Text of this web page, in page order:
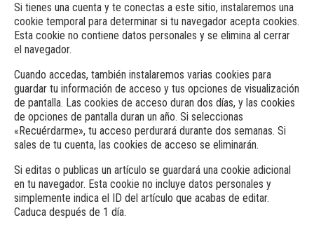
Si tienes una cuenta y te conectas a este sitio, instalaremos una
cookie temporal para determinar si tu navegador acepta cookies.
Esta cookie no contiene datos personales y se elimina al cerrar
el navegador.
Cuando accedas, también instalaremos varias cookies para
guardar tu información de acceso y tus opciones de visualización
de pantalla. Las cookies de acceso duran dos días, y las cookies
de opciones de pantalla duran un año. Si seleccionas
«Recuérdarme», tu acceso perdurará durante dos semanas. Si
sales de tu cuenta, las cookies de acceso se eliminarán.
Si editas o publicas un artículo se guardará una cookie adicional
en tu navegador. Esta cookie no incluye datos personales y
simplemente indica el ID del artículo que acabas de editar.
Caduca después de 1 día.